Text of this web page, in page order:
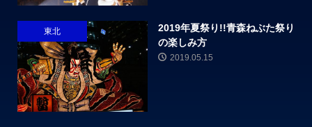
東北
2019年夏祭り!!青森ねぶた祭り
の楽しみ方
2019.05.15